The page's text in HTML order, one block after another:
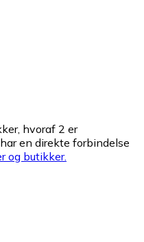
hvoraf 2 er
en direkte forbindelse
og butikker.